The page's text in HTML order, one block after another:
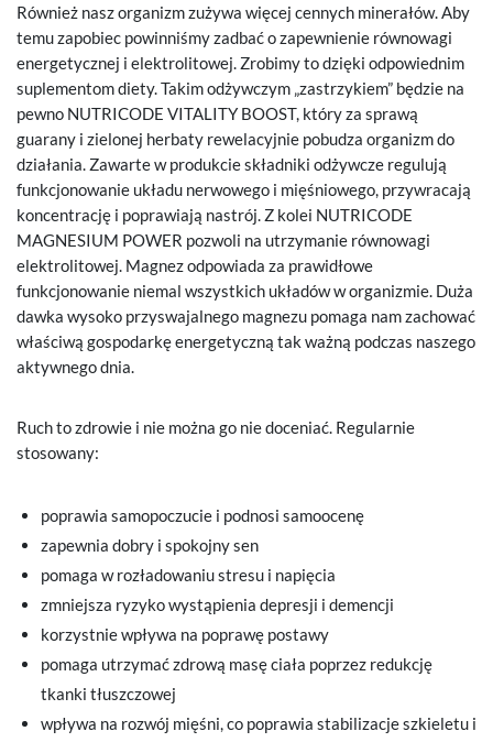
Również nasz organizm zużywa więcej cennych minerałów. Aby
temu zapobiec powinniśmy zadbać o zapewnienie równowagi
energetycznej i elektrolitowej. Zrobimy to dzięki odpowiednim
suplementom diety. Takim odżywczym „zastrzykiem” będzie na
pewno NUTRICODE VITALITY BOOST, który za sprawą
guarany i zielonej herbaty rewelacyjnie pobudza organizm do
działania. Zawarte w produkcie składniki odżywcze regulują
funkcjonowanie układu nerwowego i mięśniowego, przywracają
koncentrację i poprawiają nastrój. Z kolei NUTRICODE
MAGNESIUM POWER pozwoli na utrzymanie równowagi
elektrolitowej. Magnez odpowiada za prawidłowe
funkcjonowanie niemal wszystkich układów w organizmie. Duża
dawka wysoko przyswajalnego magnezu pomaga nam zachować
właściwą gospodarkę energetyczną tak ważną podczas naszego
aktywnego dnia.
Ruch to zdrowie i nie można go nie doceniać. Regularnie
stosowany:
poprawia samopoczucie i podnosi samoocenę
zapewnia dobry i spokojny sen
pomaga w rozładowaniu stresu i napięcia
zmniejsza ryzyko wystąpienia depresji i demencji
korzystnie wpływa na poprawę postawy
pomaga utrzymać zdrową masę ciała poprzez redukcję
tkanki tłuszczowej
wpływa na rozwój mięśni, co poprawia stabilizacje szkieletu i